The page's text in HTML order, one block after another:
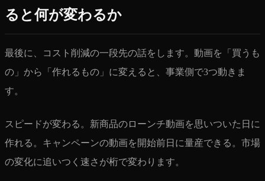
ると何が変わるか
最後に、コスト削減の一段先の話をします。動画を「買うも
の」から「作れるもの」に変えると、事業側で3つ動きま
す。
スピードが変わる。新商品のローンチ動画を思いついた日に
作れる。キャンペーンの動画を開始前日に量産できる。市場
の変化に追いつく速さが桁で変わります。